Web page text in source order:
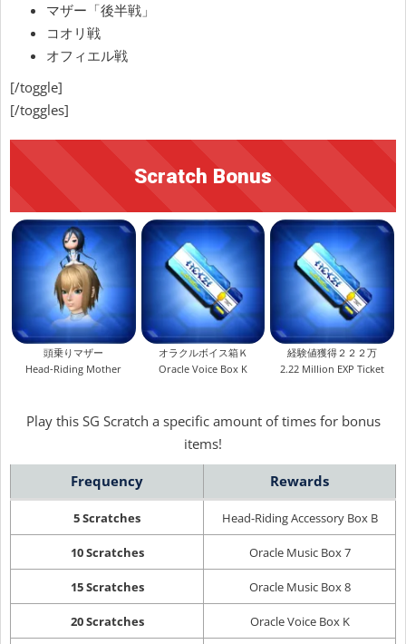
マザー「後半戦」
コオリ戦
オフィエル戦
[/toggle]
[/toggles]
Scratch Bonus
頭乗りマザー
Head-Riding Mother
オラクルボイス箱Ｋ
Oracle Voice Box K
経験値獲得２２２万
2.22 Million EXP Ticket
Play this SG Scratch a specific amount of times for bonus
items!
Frequency Rewards
5 Scratches Head-Riding Accessory Box B
10 Scratches Oracle Music Box 7
15 Scratches Oracle Music Box 8
20 Scratches Oracle Voice Box K